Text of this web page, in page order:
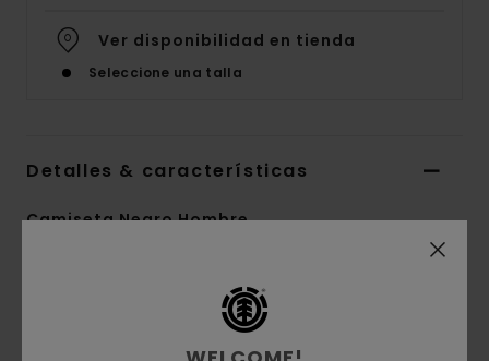
Ver disponibilidad en tienda
Seleccione una talla
Detalles & características
Camiseta Negro Hombre